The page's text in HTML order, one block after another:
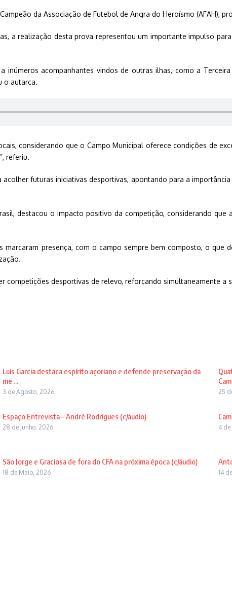
da Associação de Futebol de Angra do Heroísmo (AFAH),
a realização desta prova representou um importante impulso
inúmeros acompanhantes vindos de outras ilhas, como a
o autarca.
considerando que o Campo Municipal oferece condições de
referiu.
futuras iniciativas desportivas, apontando para a
destacou o impacto positivo da competição, considerando
presença, com o campo sempre bem composto, o que
competições desportivas de relevo, reforçando simultaneamente a
Luís Garcia destaca espírito açoriano e defende preservação da
me ...
3 de Agosto, 2026 25
Espaço Entrevista – André Rodrigues (c/áudio)
28 de Junho, 2026 4 de
São Jorge e Graciosa de fora do CFA na próxima época (c/áudio)
18 de Maio, 2026 14